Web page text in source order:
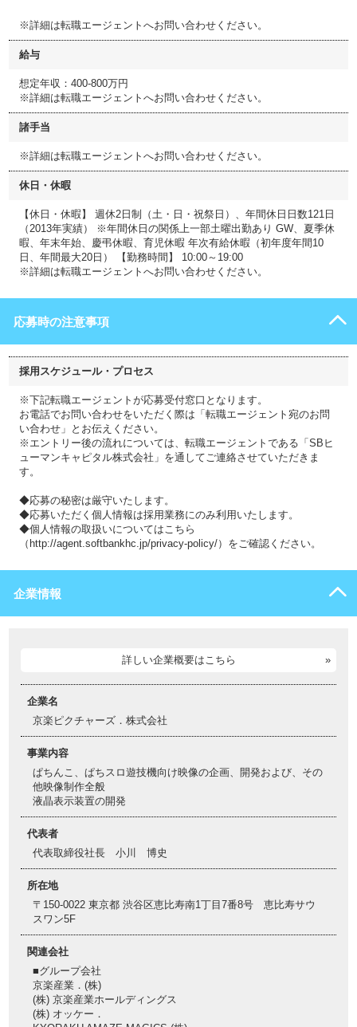
※詳細は転職エージェントへお問い合わせください。
給与
想定年収：400-800万円
※詳細は転職エージェントへお問い合わせください。
諸手当
※詳細は転職エージェントへお問い合わせください。
休日・休暇
【休日・休暇】 週休2日制（土・日・祝祭日）、年間休日日数121日
（2013年実績） ※年間休日の関係上一部土曜出勤あり GW、夏季休
暇、年末年始、慶弔休暇、育児休暇 年次有給休暇（初年度年間10
日、年間最大20日） 【勤務時間】 10:00～19:00
※詳細は転職エージェントへお問い合わせください。
応募時の注意事項
採用スケジュール・プロセス
※下記転職エージェントが応募受付窓口となります。
お電話でお問い合わせをいただく際は「転職エージェント宛のお問
い合わせ」とお伝えください。
※エントリー後の流れについては、転職エージェントである「SBヒ
ューマンキャピタル株式会社」を通してご連絡させていただきま
す。
◆応募の秘密は厳守いたします。
◆応募いただく個人情報は採用業務にのみ利用いたします。
◆個人情報の取扱いについてはこちら
（http://agent.softbankhc.jp/privacy-policy/）をご確認ください。
企業情報
詳しい企業概要はこちら
企業名
京楽ピクチャーズ．株式会社
事業内容
ぱちんこ、ぱちスロ遊技機向け映像の企画、開発および、その
他映像制作全般
液晶表示装置の開発
代表者
代表取締役社長 小川 博史
所在地
〒150-0022 東京都 渋谷区恵比寿南1丁目7番8号 恵比寿サウ
スワン5F
関連会社
■グループ会社
京楽産業．(株)
(株) 京楽産業ホールディングス
(株) オッケー．